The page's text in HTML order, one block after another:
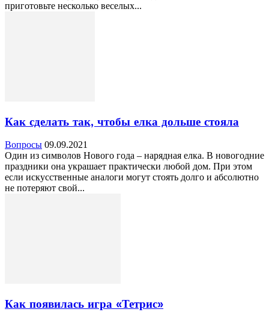
приготовьте несколько веселых...
Как сделать так, чтобы елка дольше стояла
Вопросы 09.09.2021
Один из символов Нового года – нарядная елка. В новогодние
праздники она украшает практически любой дом. При этом
если искусственные аналоги могут стоять долго и абсолютно
не потеряют свой...
Как появилась игра «Тетрис»